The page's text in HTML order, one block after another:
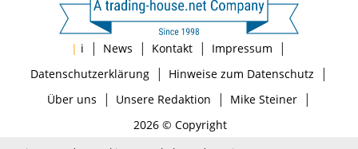
| i | News | Kontakt | Impressum |
Datenschutzerklärung| Hinweise zum Datenschutz |
Über uns | Unsere Redaktion | Mike Steiner|
2026 © Copyright